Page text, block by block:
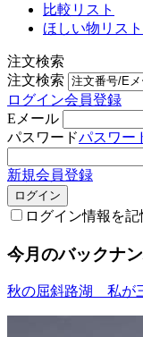
比較リスト
ほしい物リスト
注文検索
注文検索
ログイン会員登録
Eメール
パスワードパスワー
新規会員登録
ログイン
ログイン情報を記
今月のバックナ
秋の屈斜路湖 私が